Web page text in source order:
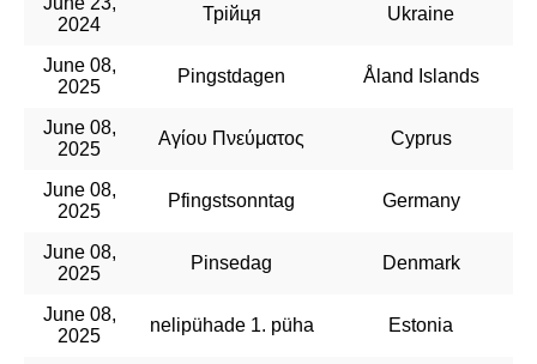
2024
Трійця Ukraine
June 08,
2025
Pingstdagen Åland Islands
June 08,
2025
Αγίου Πνεύματος Cyprus
June 08,
2025
Pfingstsonntag Germany
June 08,
2025
Pinsedag Denmark
June 08,
2025
nelipühade 1. püha Estonia